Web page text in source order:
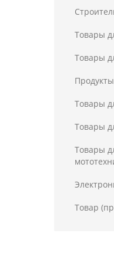
Товары
Товары
Товары
Товары
Товары
Товар